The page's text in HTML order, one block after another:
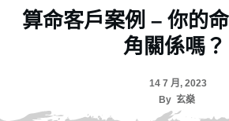
算命客戶案例 – 你的
角關係嗎？
14 7 月, 2023
By 玄燊